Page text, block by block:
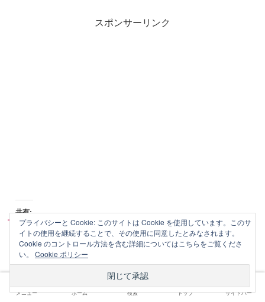
スポンサーリンク
共有:
ク
リ
ッ
ク
し
w
i
F
a
c
e
b
k
で
フランス語 フランス語文法 複数形
メニュー ホーム 検索 トップ サイドバー
プライバシーと Cookie: このサイトは Cookie を使用しています。このサ
イトの使用を継続することで、その使用に同意したとみなされます。
Cookie のコントロール方法を含む詳細についてはこちらをご覧くださ
い。 Cookie ポリシー